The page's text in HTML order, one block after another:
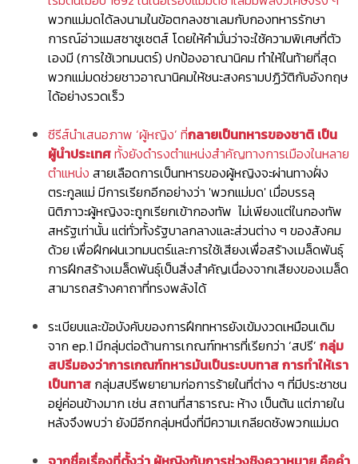
พวกแม่มดได้ลงนามในข้อตกลงซาเลมกับกองทหารรักษา
การณ์อ่าวแมสซาชูเซตส์ โดยให้คำมั่นว่าจะใช้ความพิเศษที่ตัว
เองมี (การใช้เวทมนตร์) ปกป้องอาณานิคม ทำให้ในท้ายที่สุด
พวกแม่มดช่วยชาวอาณานิคมให้ชนะสงครามปฏิวัติกับอังกฤษ
ได้อย่างรวดเร็ว
ซีรีส์นำเสนอภาพ ‘ผู้หญิง’ ที่กลายเป็นทหารของชาติ เป็น
ผู้นำประเทศทั้งยังดำรงตำแหน่งสำคัญทางการเมืองในหลาย
ตำแหน่ง สายเลือดการเป็นทหารของผู้หญิงจะผ่านทางฝั่ง
ตระกูลแม่ มีการเรียกอีกอย่างว่า 'พวกแม่มด' เมื่อบรรลุ
นิติภาวะผู้หญิงจะถูกเรียกเข้ากองทัพ ไม่เพียงแต่ในกองทัพ
สหรัฐเท่านั้น แต่ทั่วทั้งรัฐบาลกลางและส่วนต่าง ๆ ของสังคม
ด้วย เพื่อฝึกฝนเวทมนตร์และการใช้เสียงเพื่อสร้างเมล็ดพันธุ์
การฝึกสร้างเมล็ดพันธุ์เป็นสิ่งสำคัญเนื่องจากเสียงของเมล็ด
สามารถสร้างคาถาที่ทรงพลังได้
ระเบียบและข้อบังคับของการฝึกทหารยังเข้มงวดเหมือนเดิม
จาก ep.1 มีกลุ่มต่อต้านการเกณฑ์ทหารที่เรียกว่า ‘สปรี’ กลุ่ม
สปรีมองว่าการเกณฑ์ทหารมันเป็นระบบทาส การทำให้เรา
เป็นทาส กลุ่มสปรีพยายามก่อการร้ายในที่ต่าง ๆ ที่มีประชาชน
อยู่ค่อนข้างมาก เช่น สถานที่สาธารณะ ห้าง เป็นต้น แต่ภายใน
หลังจึงพบว่า ยังมีอีกกลุ่มหนึ่งที่มีความเกลียดชังพวกแม่มด